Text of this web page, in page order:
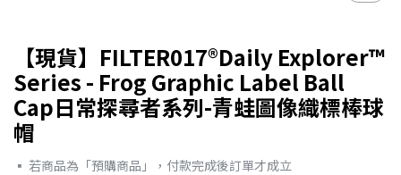
【現貨】FILTER017®Daily Explorer™
Series - Frog Graphic Label Ball
Cap日常探尋者系列-青蛙圖像織標棒球
帽
▪︎ 若商品為「預購商品」，付款完成後訂單才成立